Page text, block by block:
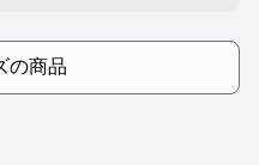
の商品